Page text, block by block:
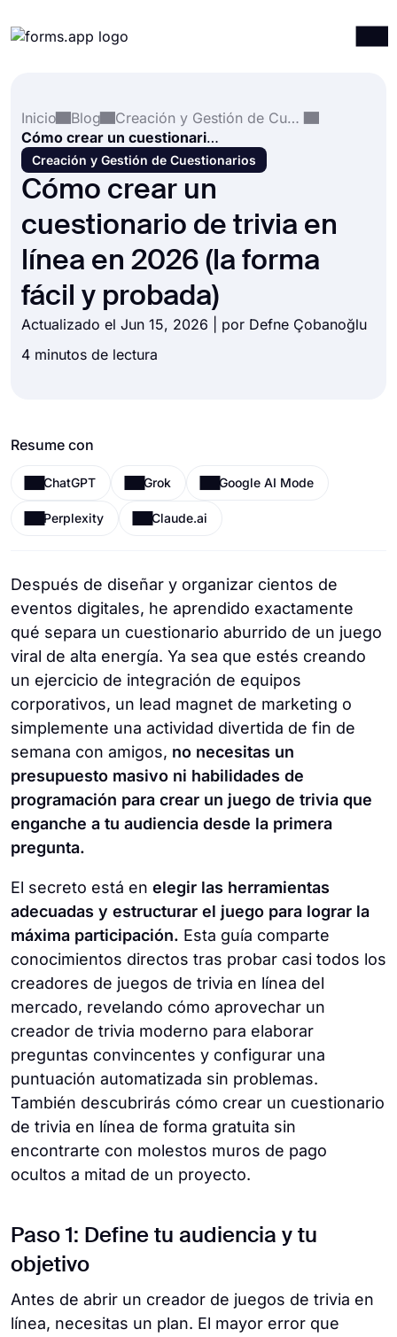
Integraciones
Plantillas
Recursos
Precios
Inicio
Blog
Creación y Gestión de Cuestionarios
Cómo crear un cuestionario de trivia en línea en 2026 (la forma fácil y probada)
Creación y Gestión de Cuestionarios
Cómo crear un
cuestionario de trivia en
línea en 2026 (la forma
fácil y probada)
Actualizado el Jun 15, 2026 | por Defne Çobanoğlu
4 minutos de lectura
Resume con
ChatGPT Grok Google AI Mode
Perplexity Claude.ai
Después de diseñar y organizar cientos de
eventos digitales, he aprendido exactamente
qué separa un cuestionario aburrido de un juego
viral de alta energía. Ya sea que estés creando
un ejercicio de integración de equipos
corporativos, un lead magnet de marketing o
simplemente una actividad divertida de fin de
semana con amigos, no necesitas un
presupuesto masivo ni habilidades de
programación para crear un juego de trivia que
enganche a tu audiencia desde la primera
pregunta.
El secreto está en elegir las herramientas
adecuadas y estructurar el juego para lograr la
máxima participación. Esta guía comparte
conocimientos directos tras probar casi todos los
creadores de juegos de trivia en línea del
mercado, revelando cómo aprovechar un
creador de trivia moderno para elaborar
preguntas convincentes y configurar una
puntuación automatizada sin problemas.
También descubrirás cómo crear un cuestionario
de trivia en línea de forma gratuita sin
encontrarte con molestos muros de pago
ocultos a mitad de un proyecto.
Paso 1: Define tu audiencia y tu
objetivo
Antes de abrir un creador de juegos de trivia en
línea, necesitas un plan. El mayor error que